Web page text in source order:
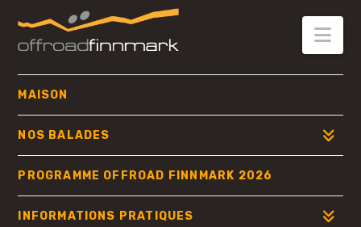
OFFROAD
FINNMARK
MAISON
NOS BALADES
PROGRAMME OFFROAD FINNMARK 2026
INFORMATIONS PRATIQUES